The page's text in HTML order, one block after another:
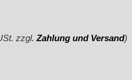
zzgl. Zahlung und Versand)